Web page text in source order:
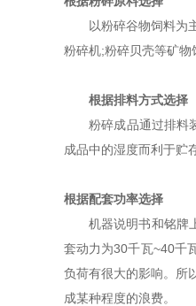
以粉碎谷物饲料为主
粉碎机;粉碎贝壳等矿物
根据排料方式选择
粉碎成品通过排料装
成品中的湿度而利于贮
根据配套功率选择
机器说明书和铭牌上
套动力为30千瓦~40千
负荷有很大的影响。所
成某种程度的浪费。